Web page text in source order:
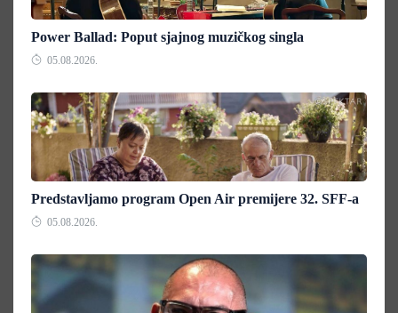
Power Ballad: Poput sjajnog muzičkog singla
05.08.2026.
Predstavljamo program Open Air premijere 32. SFF-a
05.08.2026.